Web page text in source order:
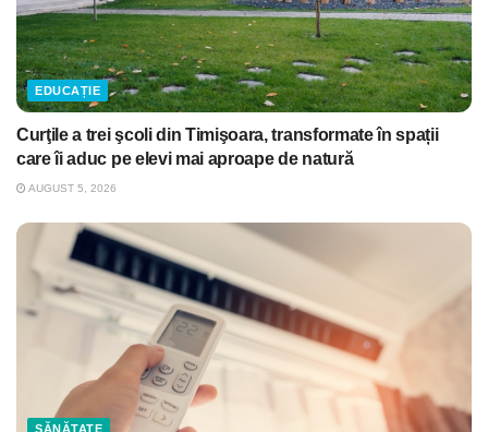
EDUCAȚIE
Curţile a trei şcoli din Timişoara, transformate în spații
care îi aduc pe elevi mai aproape de natură
AUGUST 5, 2026
SĂNĂTATE